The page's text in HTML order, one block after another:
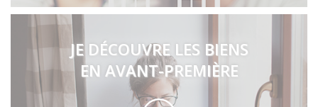
JE DÉCOUVRE LES BIENS
EN AVANT-PREMIÈRE